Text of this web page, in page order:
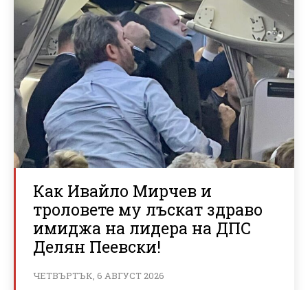
Как Ивайло Мирчев и
троловете му лъскат здраво
имиджа на лидера на ДПС
Делян Пеевски!
ЧЕТВЪРТЪК, 6 АВГУСТ 2026